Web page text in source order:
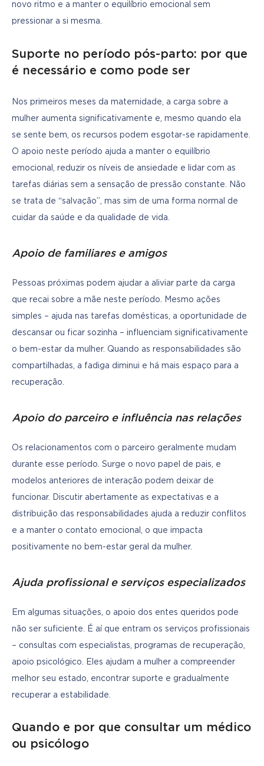
novo ritmo e a manter o equilíbrio emocional sem
pressionar a si mesma.
Suporte no período pós-parto: por que
é necessário e como pode ser
Nos primeiros meses da maternidade, a carga sobre a
mulher aumenta significativamente e, mesmo quando ela
se sente bem, os recursos podem esgotar-se rapidamente.
O apoio neste período ajuda a manter o equilíbrio
emocional, reduzir os níveis de ansiedade e lidar com as
tarefas diárias sem a sensação de pressão constante. Não
se trata de “salvação”, mas sim de uma forma normal de
cuidar da saúde e da qualidade de vida.
Apoio de familiares e amigos
Pessoas próximas podem ajudar a aliviar parte da carga
que recai sobre a mãe neste período. Mesmo ações
simples – ajuda nas tarefas domésticas, a oportunidade de
descansar ou ficar sozinha – influenciam significativamente
o bem-estar da mulher. Quando as responsabilidades são
compartilhadas, a fadiga diminui e há mais espaço para a
recuperação.
Apoio do parceiro e influência nas relações
Os relacionamentos com o parceiro geralmente mudam
durante esse período. Surge o novo papel de pais, e
modelos anteriores de interação podem deixar de
funcionar. Discutir abertamente as expectativas e a
distribuição das responsabilidades ajuda a reduzir conflitos
e a manter o contato emocional, o que impacta
positivamente no bem-estar geral da mulher.
Ajuda profissional e serviços especializados
Em algumas situações, o apoio dos entes queridos pode
não ser suficiente. É aí que entram os serviços profissionais
– consultas com especialistas, programas de recuperação,
apoio psicológico. Eles ajudam a mulher a compreender
melhor seu estado, encontrar suporte e gradualmente
recuperar a estabilidade.
Quando e por que consultar um médico
ou psicólogo